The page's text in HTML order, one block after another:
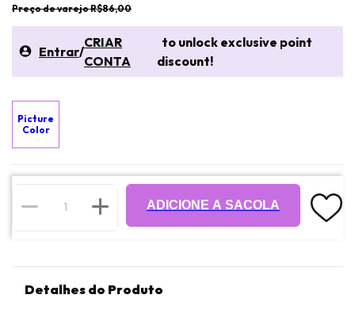
Preço de varejo R$86,00
Entrar/
CRIAR
CONTA
to unlock exclusive point
discount!
Picture
Color
ADICIONE A SACOLA
Detalhes do Produto